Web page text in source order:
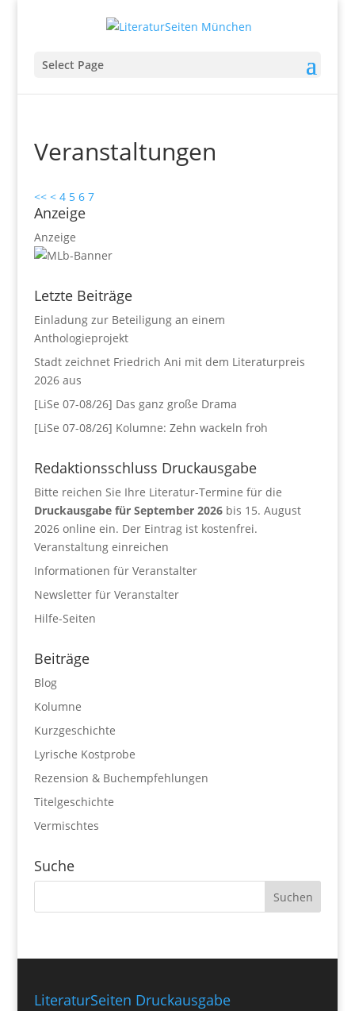
Select Page
Veranstaltungen
<< < 4 5 6 7
Anzeige
Anzeige
Letzte Beiträge
Einladung zur Beteiligung an einem
Anthologieprojekt
Stadt zeichnet Friedrich Ani mit dem Literaturpreis
2026 aus
[LiSe 07-08/26] Das ganz große Drama
[LiSe 07-08/26] Kolumne: Zehn wackeln froh
Redaktionsschluss Druckausgabe
Bitte reichen Sie Ihre Literatur-Termine für die
Druckausgabe für September 2026bis 15. August
2026 online ein. Der Eintrag ist kostenfrei.
Veranstaltung einreichen
Informationen für Veranstalter
Newsletter für Veranstalter
Hilfe-Seiten
Beiträge
Blog
Kolumne
Kurzgeschichte
Lyrische Kostprobe
Rezension & Buchempfehlungen
Titelgeschichte
Vermischtes
Suche
LiteraturSeiten Druckausgabe